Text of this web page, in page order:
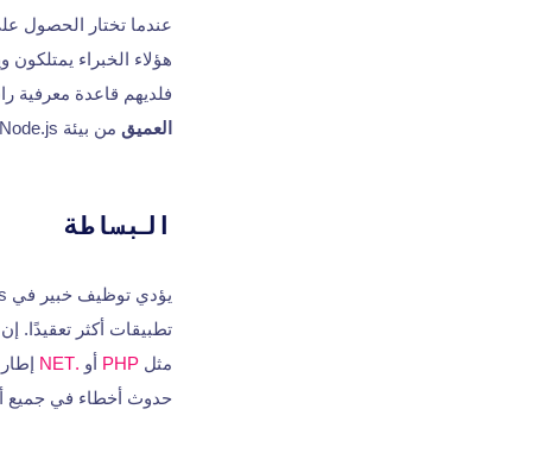
هؤلاء الخبراء يمتلكون
فلديهم قاعدة معرفية
العميق من بيئة Node.js.
البساطة
يؤدي توظيف خبير في node js إلى تبسيط عملية
تطبيقات أكثر تعقيدًا. إن
مثل PHP أو .NET
حدوث أخطاء في جميع